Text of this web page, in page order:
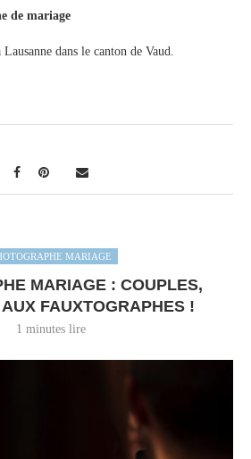
de mariage
dans le canton de Vaud.
MARIAGE
MARIAGE : COUPLES,
FAUXTOGRAPHES !
1 minutes lire